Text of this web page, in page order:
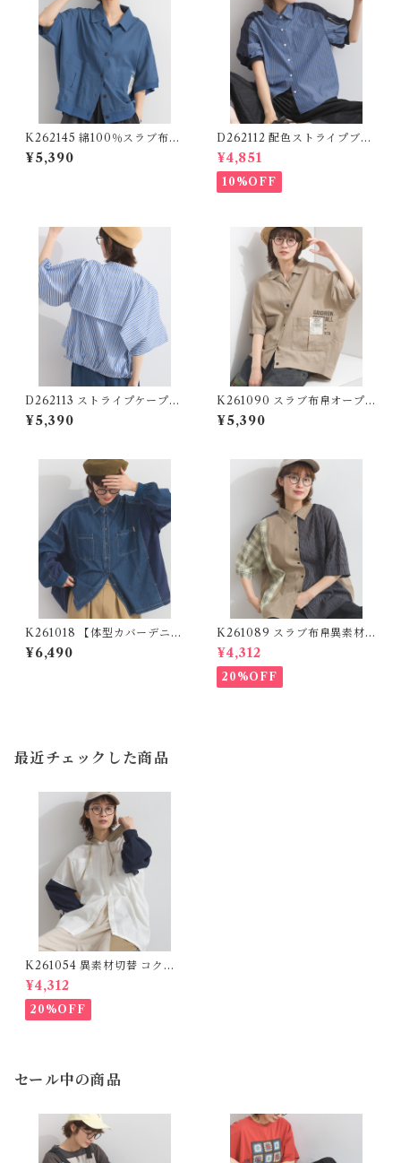
K262145 綿100％スラブ布帛
オープンカラーワークシャツ /
Cotton Slub Open-Collar
¥5,390
D262112 配色ストライプブラ
ウス / Color Block Stripe R
elaxed Blouse 【re-stock】
¥4,851
10%OFF
D262113 ストライプケープ風
レイヤードブラウス / Stripe
Cape Layered Blouse (残り
¥5,390
K261090 スラブ布帛オープ
ンカラーワークシャツ / Slub
Cotton Open Collar Work
¥5,390
K261018 【体型カバーデニム
シリーズ】 6.5ozデニム×ナイ
ロン バイオウォッシュBIGシ
¥6,490
K261089 スラブ布帛異素材
切替BIGシャツ / Slub Fabric
Mixed Material Big Shirt
¥4,312
20%OFF
最近チェックした商品
K261054 異素材切替 コクー
ンシャツパーカー / Mixed M
aterial Cocoon Shirt Hoodi
e
¥4,312
20%OFF
セール中の商品